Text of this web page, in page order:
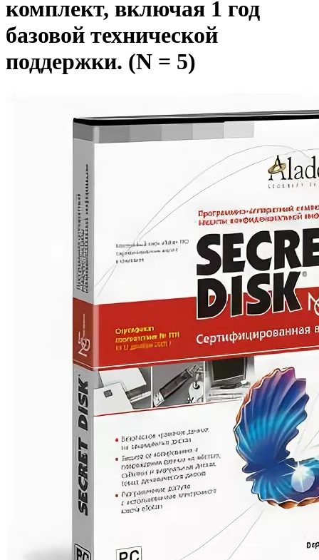
комплект, включая 1 год
базовой технической
поддержки. (N = 5)